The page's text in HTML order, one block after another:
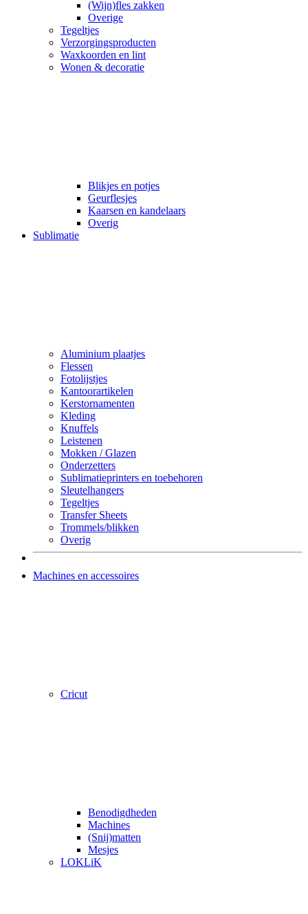
(Wijn)fles zakken
Overige
Tegeltjes
Verzorgingsproducten
Waxkoorden en lint
Wonen & decoratie
Blikjes en potjes
Geurflesjes
Kaarsen en kandelaars
Overig
Sublimatie
Aluminium plaatjes
Flessen
Fotolijstjes
Kantoorartikelen
Kerstornamenten
Kleding
Knuffels
Leistenen
Mokken / Glazen
Onderzetters
Sublimatieprinters en toebehoren
Sleutelhangers
Tegeltjes
Transfer Sheets
Trommels/blikken
Overig
Machines en accessoires
Cricut
Benodigdheden
Machines
(Snij)matten
Mesjes
LOKLiK